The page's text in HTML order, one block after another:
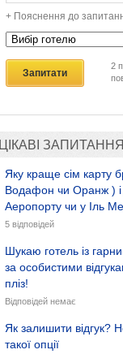
+ Пояснення до
Запитати
2
ЦІКАВІ ЗАПИТАННЯ
Яку краще сім карту
Водафон чи Оранж )
Аеропорту чи у Іль
5 відповідей
Шукаю готель із
за особистими
пліз!
Відповідей немає
Як залишити відгук?
такої опції